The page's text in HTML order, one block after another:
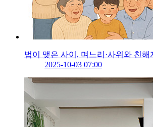
법이 맺은 사이, 며느리·사위와 친해
2025-10-03 07:00